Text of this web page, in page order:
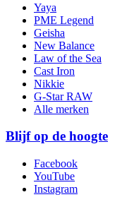
Yaya
PME Legend
Geisha
New Balance
Law of the Sea
Cast Iron
Nikkie
G-Star RAW
Alle merken
Blijf op de hoogte
Facebook
YouTube
Instagram